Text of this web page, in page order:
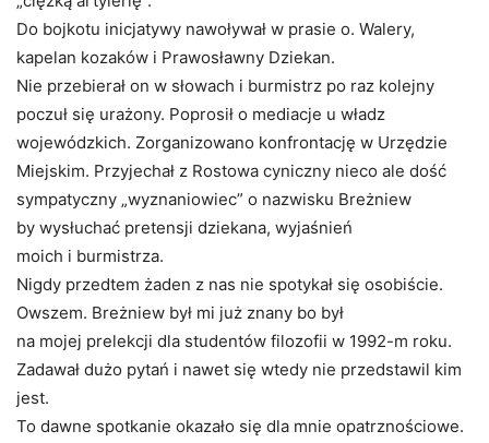
Do bojkotu inicjatywy nawoływał w prasie o. Walery,
kapelan kozaków i Prawosławny Dziekan.
Nie przebierał on w słowach i burmistrz po raz kolejny
poczuł się urażony. Poprosił o mediacje u władz
wojewódzkich. Zorganizowano konfrontację w Urzędzie
Miejskim. Przyjechał z Rostowa cyniczny nieco ale dość
sympatyczny „wyznaniowiec” o nazwisku Breżniew
by wysłuchać pretensji dziekana, wyjaśnień
moich i burmistrza.
Nigdy przedtem żaden z nas nie spotykał się osobiście.
Owszem. Breżniew był mi już znany bo był
na mojej prelekcji dla studentów filozofii w 1992-m roku.
Zadawał dużo pytań i nawet się wtedy nie przedstawil kim
jest.
To dawne spotkanie okazało się dla mnie opatrznościowe.